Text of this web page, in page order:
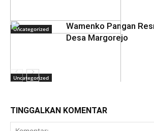
Uncategorized
Uncategorized
Uncategorized
Wamenko Pangan
Desa Margorejo
TINGGALKAN KOMENTAR